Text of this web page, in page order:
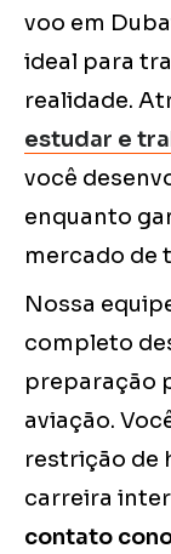
voo em
ideal para
realidade.
estudar e
você
enquanto
mercado de
Nossa
completo
preparação
aviação.
restrição de
carreira
contato